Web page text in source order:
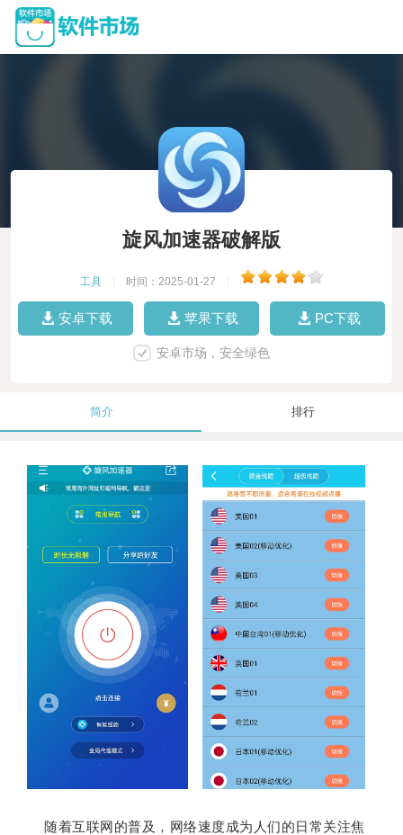
旋风加速器破解版
工具 时间：2025-01-27
安卓下载 苹果下载 PC下载
安卓市场，安全绿色
简介 排行
随着互联网的普及，网络速度成为人们的日常关注焦